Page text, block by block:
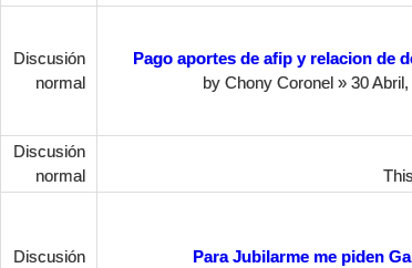
Discusión
normal
Pago aportes de afip y relacion de
by Chony Coronel» 30 Abril,
Discusión
normal
Discusión
Para Jubilarme me piden